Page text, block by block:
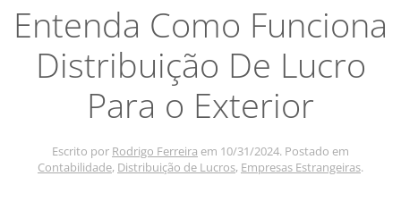
Entenda Como Funciona
Distribuição De Lucro
Para o Exterior
Escrito por Rodrigo Ferreira em 10/31/2024. Postado em
Contabilidade, Distribuição de Lucros, Empresas Estrangeiras.